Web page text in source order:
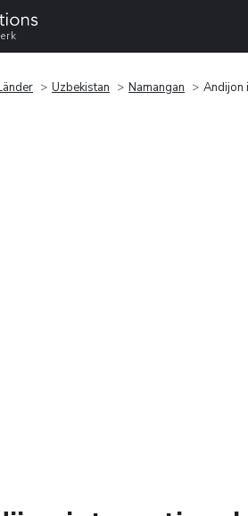
Uzbekistan Namangan Andijon